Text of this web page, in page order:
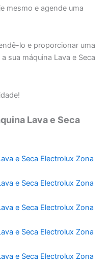
mesmo e agende uma
lo e proporcionar uma
sua máquina Lava e Seca
Lava e Seca
e Seca Electrolux Zona
e Seca Electrolux Zona
e Seca Electrolux Zona
e Seca Electrolux Zona
e Seca Electrolux Zona